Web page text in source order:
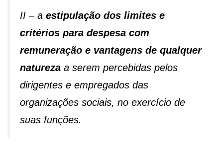
II – a estipulação dos limites e
critérios para despesa com
remuneração e vantagens de qualquer
natureza a serem percebidas pelos
dirigentes e empregados das
organizações sociais, no exercício de
suas funções.